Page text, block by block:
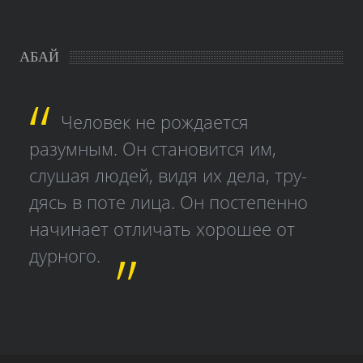
АБАЙ
Человек не рождается
разумным. Он становится им,
слушая людей, видя их дела, тру­
дясь в поте лица. Он постепенно
начинает отличать хорошее от
дурного.